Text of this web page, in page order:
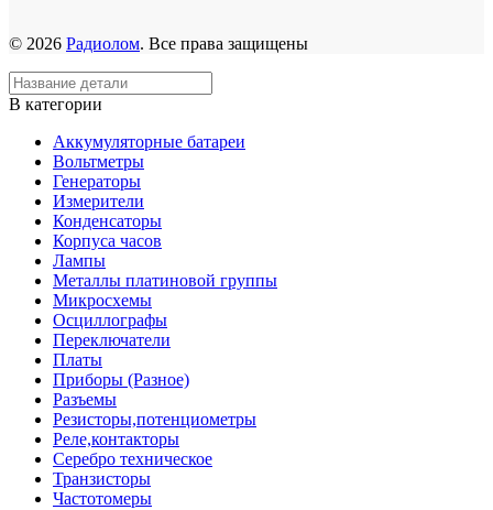
© 2026 Радиолом. Все права защищены
В категории
Аккумуляторные батареи
Вольтметры
Генераторы
Измерители
Конденсаторы
Корпуса часов
Лампы
Металлы платиновой группы
Микросхемы
Осциллографы
Переключатели
Платы
Приборы (Разное)
Разъемы
Резисторы,потенциометры
Реле,контакторы
Серебро техническое
Транзисторы
Частотомеры